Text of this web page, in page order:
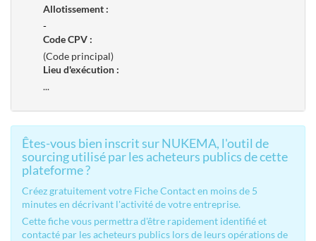
Allotissement :
-
Code CPV :
(Code principal)
Lieu d'exécution :
...
Êtes-vous bien inscrit sur NUKEMA, l'outil de
sourcing utilisé par les acheteurs publics de cette
plateforme ?
Créez gratuitement votre Fiche Contact en moins de 5
minutes en décrivant l'activité de votre entreprise.
Cette fiche vous permettra d'être rapidement identifié et
contacté par les acheteurs publics lors de leurs opérations de